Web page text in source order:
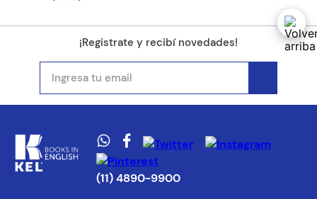
¡Registrate y recibí novedades!
(11) 4890-9900